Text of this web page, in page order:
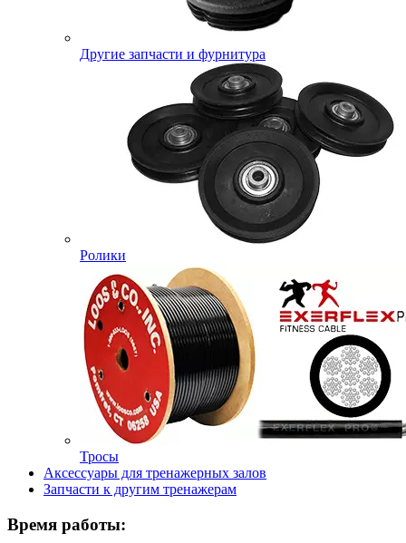
Другие запчасти и фурнитура
Ролики
Тросы
Аксессуары для тренажерных залов
Запчасти к другим тренажерам
Время работы: